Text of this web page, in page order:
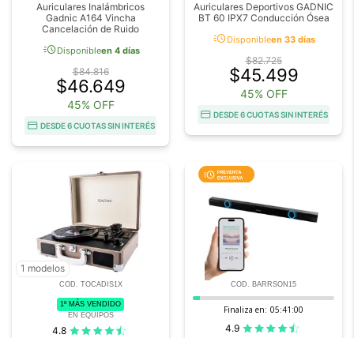
Auriculares Inalámbricos
Gadnic A164 Vincha
Cancelación de Ruido
acuteDisponibleen 4 días
$84.816
$46.649
45% OFF
DESDE 6 CUOTAS SIN INTERÉS
Auriculares Deportivos GADNIC
BT 60 IPX7 Conducción Ósea
acuteDisponibleen 33 días
$82.725
$45.499
45% OFF
DESDE 6 CUOTAS SIN INTERÉS
1 modelos
COD. TOCADIS1X
1º MÁS VENDIDO
EN EQUIPOS
4.8
COD. BARRSON15
Finaliza en: 05:40:59
4.9